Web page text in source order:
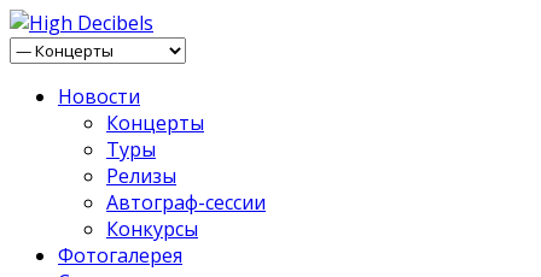
Новости
Концерты
Туры
Релизы
Автограф-сессии
Конкурсы
Фотогалерея